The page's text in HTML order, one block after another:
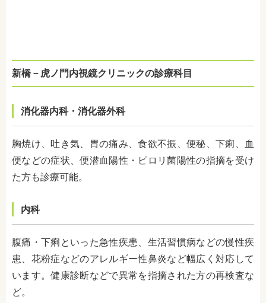
新橋－虎ノ門内視鏡クリニックの診療科目
消化器内科・消化器外科
胸焼け、吐き気、胃の痛み、食欲不振、便秘、下痢、血
便などの症状、便潜血陽性・ピロリ菌陽性の指摘を受け
た方も診療可能。
内科
腹痛・下痢といった急性疾患、生活習慣病などの慢性疾
患、花粉症などのアレルギー性鼻炎など幅広く対応して
います。健康診断などで異常を指摘された方の再検査な
ど。